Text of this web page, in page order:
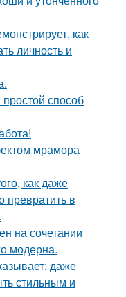
как
личность и
способ
мрамора
как даже
превратить в
на сочетании
модерна.
даже
стильным и